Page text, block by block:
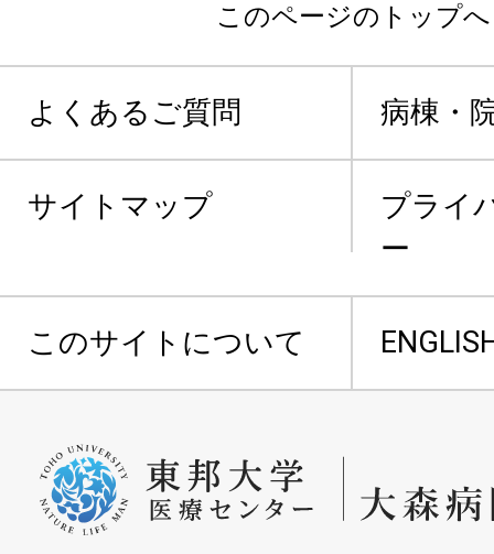
このページのトップへ
よくあるご質問 病棟・
サイトマップ
プライ
ー
このサイトについて